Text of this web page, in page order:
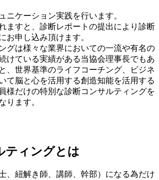
ニケーション実践を行います。
ますと、診断レポートの提出により診断
お申し込み頂けます。
グは様々な業界においての一流や有名の
けている実績がある当協会理事長でもあ
、世界基準のライフコーチング、ビジネ
て脳と心を活用する創造知能を活用する
様だけの特別な診断コンサルティングを
ります。
ティングとは
、紐解き師、講師、幹部）になる為だけ